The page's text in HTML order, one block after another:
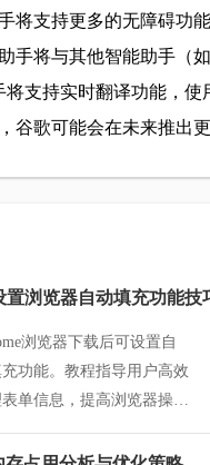
将支持更多的无障碍功
手将与其他智能助手（
支持实时翻译功能，
谷歌可能会在未来推出
浏览器自动填充功能技
浏览器下载后可设置自
功能。教程指导用户高效
单信息，提高浏览器操作
。